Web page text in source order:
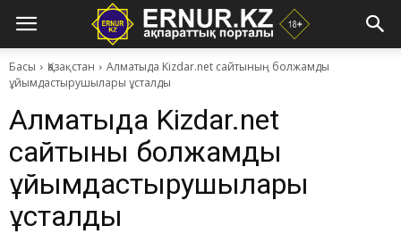
Басы Қазақстан
Алматыда Kizdar.net сайтының болжамды
ұйымдастырушылары ұсталды
Алматыда Kizdar.net
сайтының болжамды
ұйымдастырушылары
ұсталды